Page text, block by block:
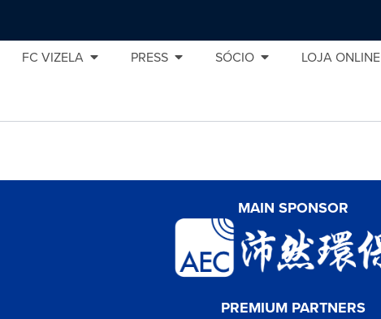
FC VIZELA PRESS SÓCIO LOJA ONLINE
MAIN SPONSOR
PREMIUM PARTNERS